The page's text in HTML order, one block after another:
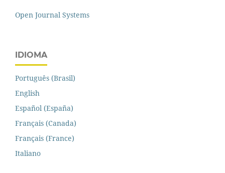
Open Journal Systems
IDIOMA
Português (Brasil)
English
Español (España)
Français (Canada)
Français (France)
Italiano